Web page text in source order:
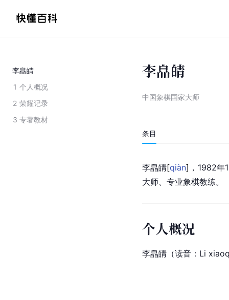
李皛皘
1 个人概况
2 荣耀记录
3 专著教材
李皛皘
中国象棋国家大师
条目
李皛皘[qiàn] ，1982
大师、专业象棋教练。
个人概况
李皛皘（读音：Li